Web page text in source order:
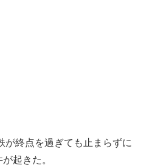
が終点を過ぎても止まらずに
起きた。